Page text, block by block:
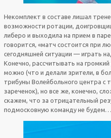
Некомплект в составе лишал
возможности ротации,
либеро и выходила на прием в
говорится, «матч состоится при
сегодняшней ситуации — играть
Конечно, рассчитывать на
можно (что и делали зрители, в
трибуны Волейбольного центра
зареченок), но все же, конечно,
скажем, что за отрицательный
подмосковную команду не будем…